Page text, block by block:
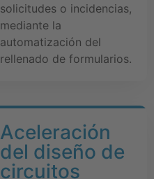
solicitudes o incidencias,
mediante la
automatización del
rellenado de formularios.
Aceleración
del diseño de
circuitos